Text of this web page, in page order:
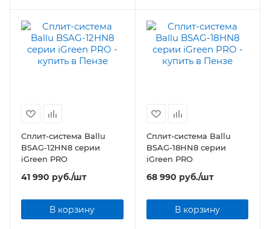
Сплит-система Ballu
BSAG-12HN8 серии
iGreen PRO
41 990 руб./шт
В корзину
Сплит-система Ballu
BSAG-18HN8 серии
iGreen PRO
68 990 руб./шт
В корзину